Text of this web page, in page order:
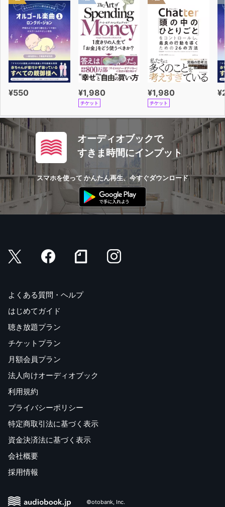
¥550 ¥1,980
チケット
¥1,980
チケット
オーディオブックで
すきま時間にインプット
スマホを使って かんたん再生、今すぐダウンロード
よくある質問・ヘルプ
はじめてガイド
聴き放題プラン
チケットプラン
月額会員プラン
法人向けオーディオブック
利用規約
プライバシーポリシー
特定商取引法に基づく表示
資金決済法に基づく表示
会社概要
採用情報
©otobank, Inc.